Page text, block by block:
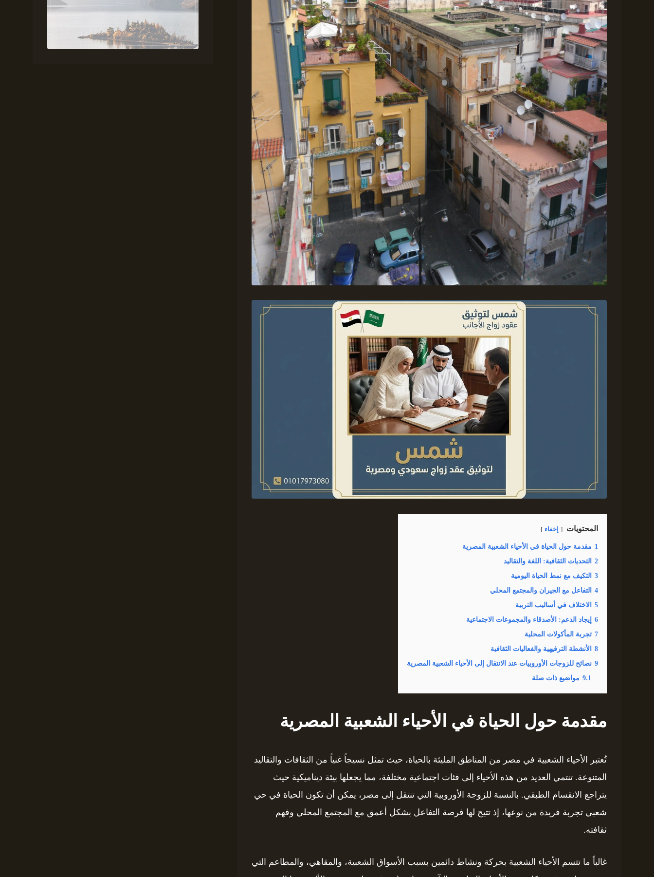
المحتويات إخفاء
1 مقدمة حول الحياة في الأحياء الشعبية المصرية
2
التحديات الثقافية: اللغة والتقاليد
3
التكيف مع نمط الحياة اليومية
4
التفاعل مع الجيران والمجتمع المحلي
5
الاختلاف في أساليب التربية
6
إيجاد الدعم: الأصدقاء والمجموعات الاجتماعية
7 تجربة المأكولات المحلية
8
الأنشطة الترفيهية والفعاليات الثقافية
9 نصائح للزوجات الأوروبيات عند الانتقال إلى الأحياء الشعبية المصرية
9.1 مواضيع ذات صلة
مقدمة حول الحياة في الأحياء الشعبية المصرية
تُعتبر الأحياء الشعبية في مصر من المناطق المليئة بالحياة، حيث تمثل نسيجاً غنياً من الثقافات والتقاليد
المتنوعة. تنتمي العديد من هذه الأحياء إلى فئات اجتماعية مختلفة، مما يجعلها بيئة ديناميكية حيث
يتراجع الانقسام الطبقي. بالنسبة للزوجة الأوروبية التي تنتقل إلى مصر، يمكن أن تكون الحياة في حي
شعبي تجربة فريدة من نوعها، إذ تتيح لها فرصة التفاعل بشكل أعمق مع المجتمع المحلي وفهم
ثقافته.
غالباً ما تتسم الأحياء الشعبية بحركة ونشاط دائمين بسبب الأسواق الشعبية، والمقاهي، والمطاعم التي